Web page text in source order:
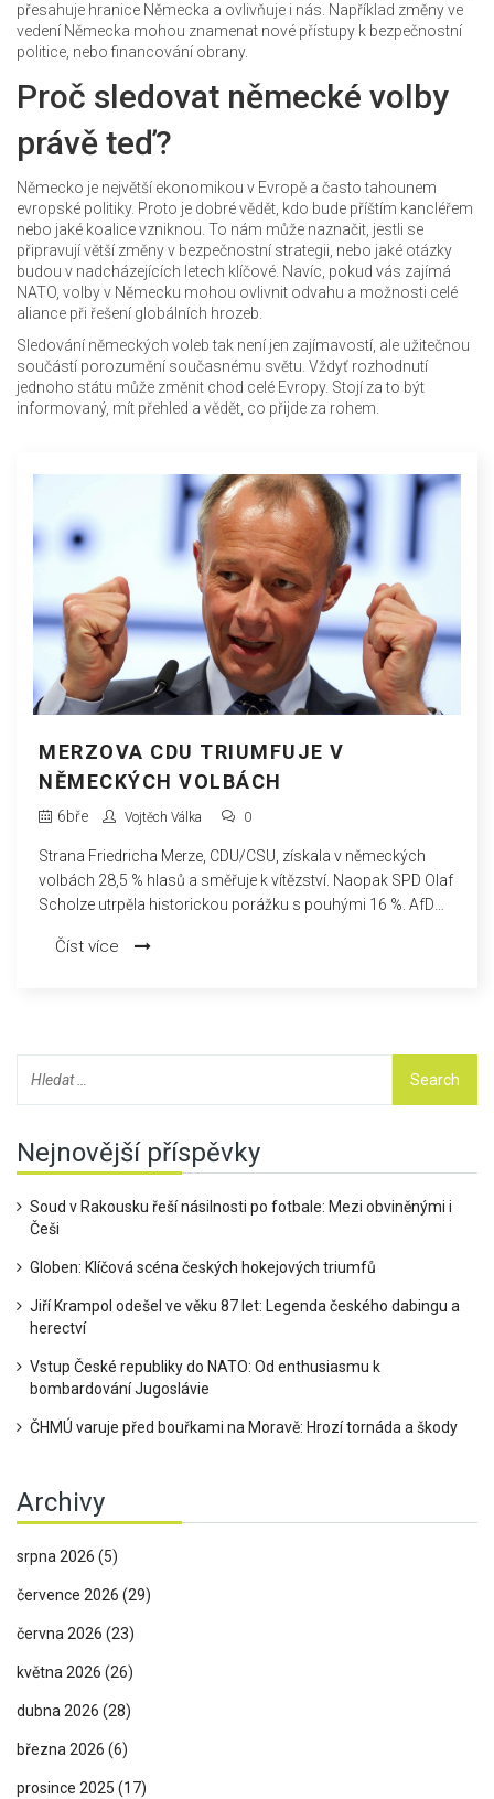
přesahuje hranice Německa a ovlivňuje i nás. Například změny ve
vedení Německa mohou znamenat nové přístupy k bezpečnostní
politice, nebo financování obrany.
Proč sledovat německé volby
právě teď?
Německo je největší ekonomikou v Evropě a často tahounem
evropské politiky. Proto je dobré vědět, kdo bude příštím kancléřem
nebo jaké koalice vzniknou. To nám může naznačit, jestli se
připravují větší změny v bezpečnostní strategii, nebo jaké otázky
budou v nadcházejících letech klíčové. Navíc, pokud vás zajímá
NATO, volby v Německu mohou ovlivnit odvahu a možnosti celé
aliance při řešení globálních hrozeb.
Sledování německých voleb tak není jen zajímavostí, ale užitečnou
součástí porozumění současnému světu. Vždyť rozhodnutí
jednoho státu může změnit chod celé Evropy. Stojí za to být
informovaný, mít přehled a vědět, co přijde za rohem.
MERZOVA CDU TRIUMFUJE V
NĚMECKÝCH VOLBÁCH
6bře Vojtěch Válka 0
Strana Friedricha Merze, CDU/CSU, získala v německých
volbách 28,5 % hlasů a směřuje k vítězství. Naopak SPD Olaf
Scholze utrpěla historickou porážku s pouhými 16 %. AfD
rychlé sestavení koalice, ale vylučuje spolupráci s AfD, která
Číst více
Nejnovější příspěvky
Soud v Rakousku řeší násilnosti po fotbale: Mezi obviněnými i
Češi
Globen: Klíčová scéna českých hokejových triumfů
Jiří Krampol odešel ve věku 87 let: Legenda českého dabingu a
herectví
Vstup České republiky do NATO: Od enthusiasmu k
bombardování Jugoslávie
ČHMÚ varuje před bouřkami na Moravě: Hrozí tornáda a škody
Archivy
srpna 2026 (5)
července 2026 (29)
června 2026 (23)
května 2026 (26)
dubna 2026 (28)
března 2026 (6)
prosince 2025 (17)